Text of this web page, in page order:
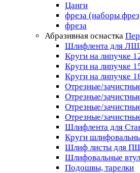
Цанги
фреза (наборы
фреза
Абразивная оснастка
Шлифлента для
Круги на липучке
Круги на липучке
Круги на липучке
Отрезные/
Отрезные/
Отрезные/
Отрезные/
Шлифлента для
Круги
Шлиф листы для
Шлифовальные
Подошвы, тарелки